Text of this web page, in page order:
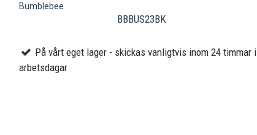
Bumblebee
BBBUS23BK
På vårt eget lager - skickas vanligtvis inom 24 timmar i
arbetsdagar